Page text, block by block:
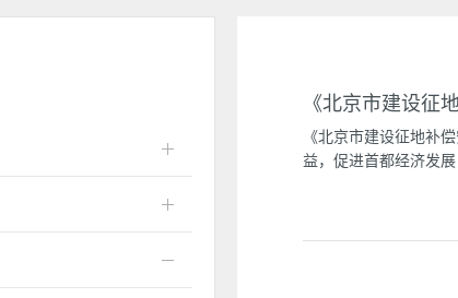
《北京市建设征
《北京市建设征地补
益，促进首都经济发